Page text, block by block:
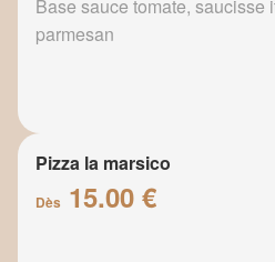
Base sauce tomate, saucisse
parmesan
Pizza la marsico
Dès 15.00 €